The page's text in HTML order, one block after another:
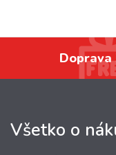
Doprava
Všetko o